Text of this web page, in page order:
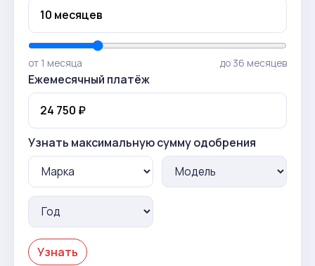
от 1 месяца до 36 месяцев
Ежемесячный платёж
Узнать максимальную сумму одобрения
Узнать